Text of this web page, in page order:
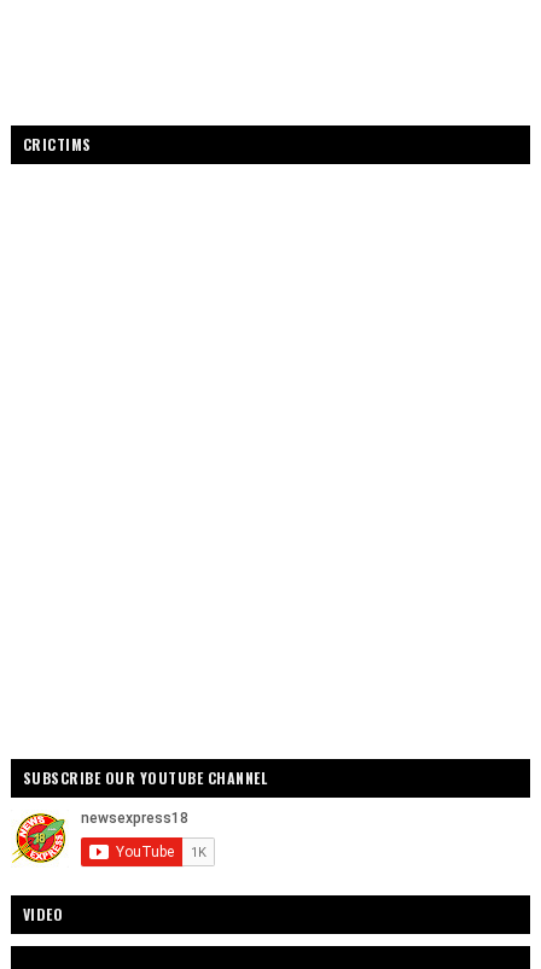
CRICTIMS
SUBSCRIBE OUR YOUTUBE CHANNEL
VIDEO